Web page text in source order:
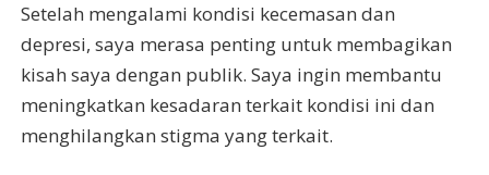
Setelah mengalami kondisi kecemasan dan
depresi, saya merasa penting untuk membagikan
kisah saya dengan publik. Saya ingin membantu
meningkatkan kesadaran terkait kondisi ini dan
menghilangkan stigma yang terkait.